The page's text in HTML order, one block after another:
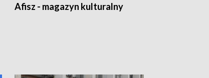
Afisz - magazyn kulturalny